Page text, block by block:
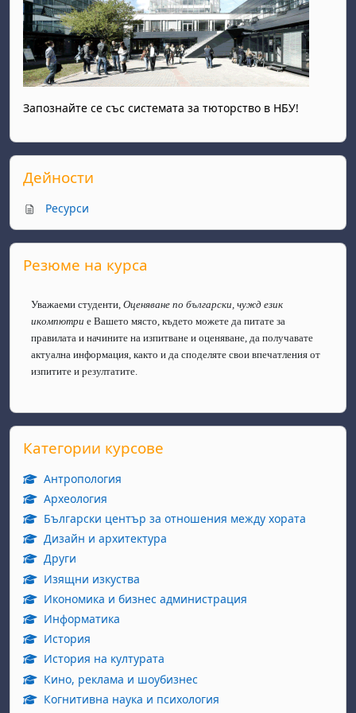
Запознайте се със системата за тюторство в НБУ!
Прескочи Дейности
Дейности
Ресурси
Прескочи Резюме на курса
Резюме на курса
Уважаеми студенти, Оценяване по български, чужд език
икомпютри е Вашето място, където можете да питате за
правилата и начините на изпитване и оценяване, да получавате
актуална информация, както и да споделяте свои впечатления от
изпитите и резултатите.
Прескочи Категории курсове
Категории курсове
Антропология
Археология
Български център за отношения между хората
Дизайн и архитектура
Други
Изящни изкуства
Икономика и бизнес администрация
Информатика
История
История на културата
Кино, реклама и шоубизнес
Когнитивна наука и психология